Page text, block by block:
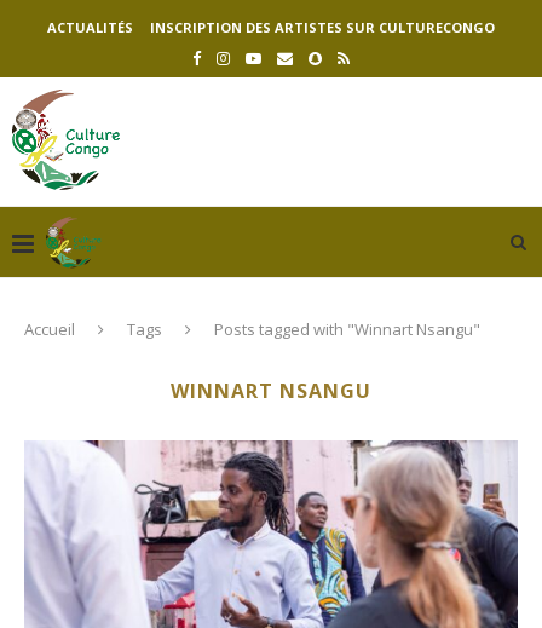
ACTUALITÉS INSCRIPTION DES ARTISTES SUR CULTURECONGO
Accueil Tags Posts tagged with "Winnart Nsangu"
WINNART NSANGU